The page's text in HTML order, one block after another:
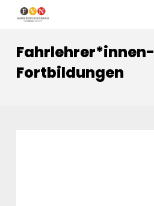
Skip
content
Fahrlehrer*innen-
Fortbildungen